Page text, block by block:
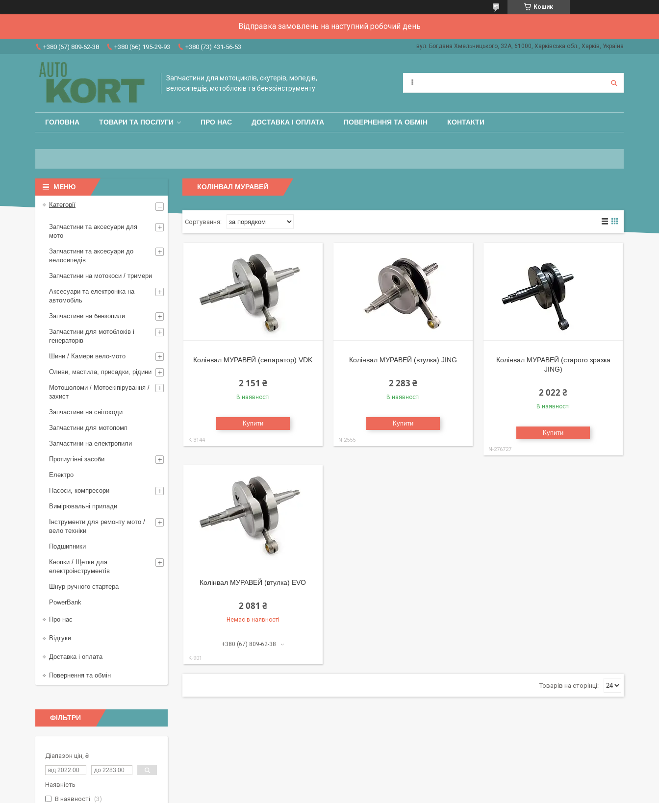
Кошик
Відправка замовлень на наступний робочий день
+380 (67) 809-62-38 +380 (66) 195-29-93 +380 (73) 431-56-53 вул. Богдана Хмельницького, 32А, 61000, Харківська обл., Харків, Україна
Запчастини для мотоциклів, скутерів, мопедів,
велосипедів, мотоблоків та бензоінструменту
ГОЛОВНА ТОВАРИ ТА ПОСЛУГИ ПРО НАС ДОСТАВКА І ОПЛАТА ПОВЕРНЕННЯ ТА ОБМІН КОНТАКТИ
КОЛІНВАЛ МУРАВЕЙ
Колінвал МУРАВЕЙ (сепаратор) VDK
2 151 ₴
В наявності
Купити
K-3144
Колінвал МУРАВЕЙ (втулка) JING
2 283 ₴
В наявності
Купити
N-2555
Колінвал МУРАВЕЙ (старого зразка
JING)
2 022 ₴
В наявності
Купити
N-276727
Колінвал МУРАВЕЙ (втулка) EVO
2 081 ₴
Немає в наявності
+380 (67) 809-62-38
K-901
Категорії
Запчастини та аксесуари для
мото
Запчастини та аксесуари до
велосипедів
Запчастини на мотокоси / тримери
Аксесуари та електроніка на
автомобіль
Запчастини на бензопили
Запчастини для мотоблоків і
генераторів
Шини / Камери вело-мото
Оливи, мастила, присадки, рідини
Мотошоломи / Мотоекіпірування /
захист
Запчастини на снігоходи
Запчастини для мотопомп
Запчастини на електропили
Протиугінні засоби
Електро
Насоси, компресори
Вимірювальні прилади
Інструменти для ремонту мото /
вело техніки
Подшипники
Кнопки / Щетки для
електроінструментів
Шнур ручного стартера
PowerBank
Про нас
Відгуки
Доставка і оплата
Повернення та обмін
ФІЛЬТРИ
Діапазон цін, ₴
Наявність
В наявності
3